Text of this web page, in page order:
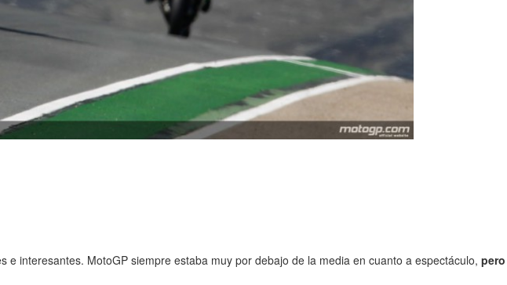
interesantes. MotoGP siempre estaba muy por debajo de la media en cuanto a espectáculo, pero